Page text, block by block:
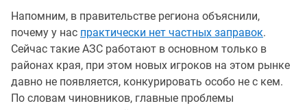
Напомним, в правительстве региона объяснили,
почему у нас практически нет частных заправок.
Сейчас такие АЗС работают в основном только в
районах края, при этом новых игроков на этом рынке
давно не появляется, конкурировать особо не с кем.
По словам чиновников, главные проблемы